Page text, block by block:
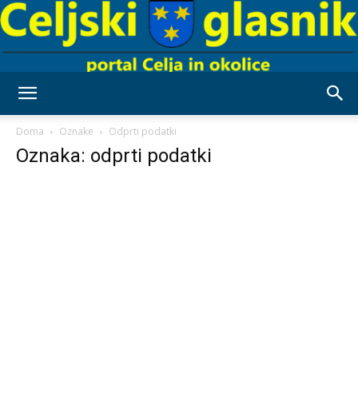
Doma Oznake Odprti podatki
Oznaka: odprti podatki